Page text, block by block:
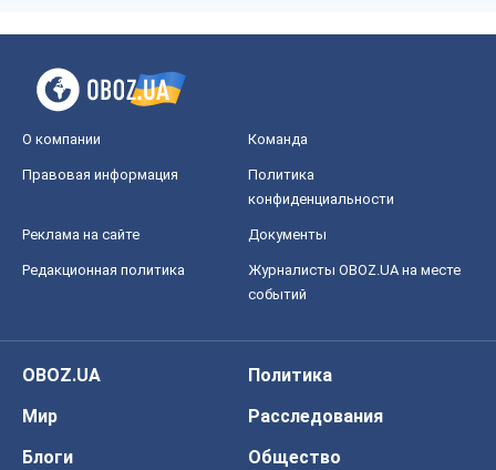
О компании Команда
Правовая информация
Политика
конфиденциальности
Реклама на сайте Документы
Редакционная политика
Журналисты OBOZ.UA на месте
событий
OBOZ.UA
Политика
Мир
Расследования
Блоги
Общество